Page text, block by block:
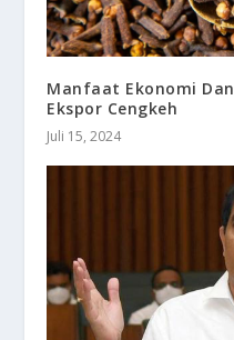
Manfaat Ekonomi
Ekspor Cengkeh
Juli 15, 2024